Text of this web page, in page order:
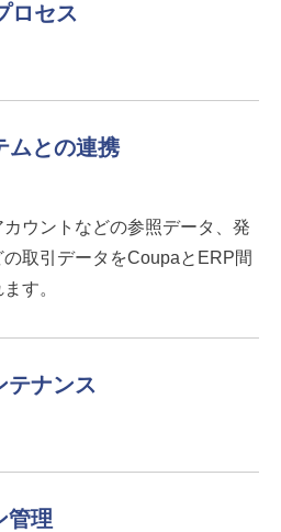
ロセス
ムとの連携
ウントなどの参照データ、発
取引データをCoupaとERP間
す。
テナンス
管理